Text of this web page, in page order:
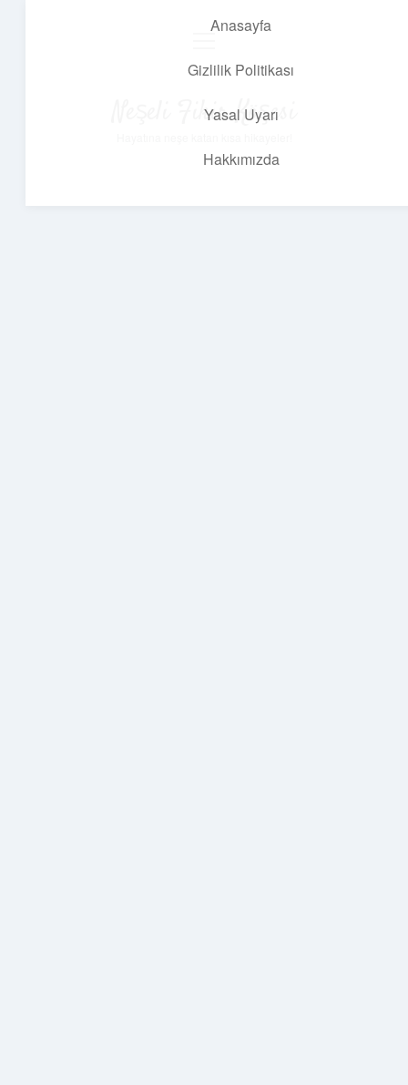
Anasayfa
Gizlilik Politikası
Yasal Uyarı
Hakkımızda
Neşeli Fikir Köşesi